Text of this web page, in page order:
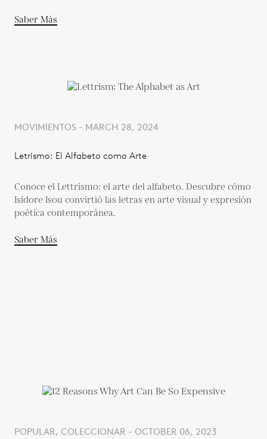
Saber Más
MOVIMIENTOS - MARCH 28, 2024
Letrismo: El Alfabeto como Arte
Conoce el Lettrismo: el arte del alfabeto. Descubre cómo
Isidore Isou convirtió las letras en arte visual y expresión
poética contemporánea.
Saber Más
POPULAR, COLECCIONAR - OCTOBER 06, 2023